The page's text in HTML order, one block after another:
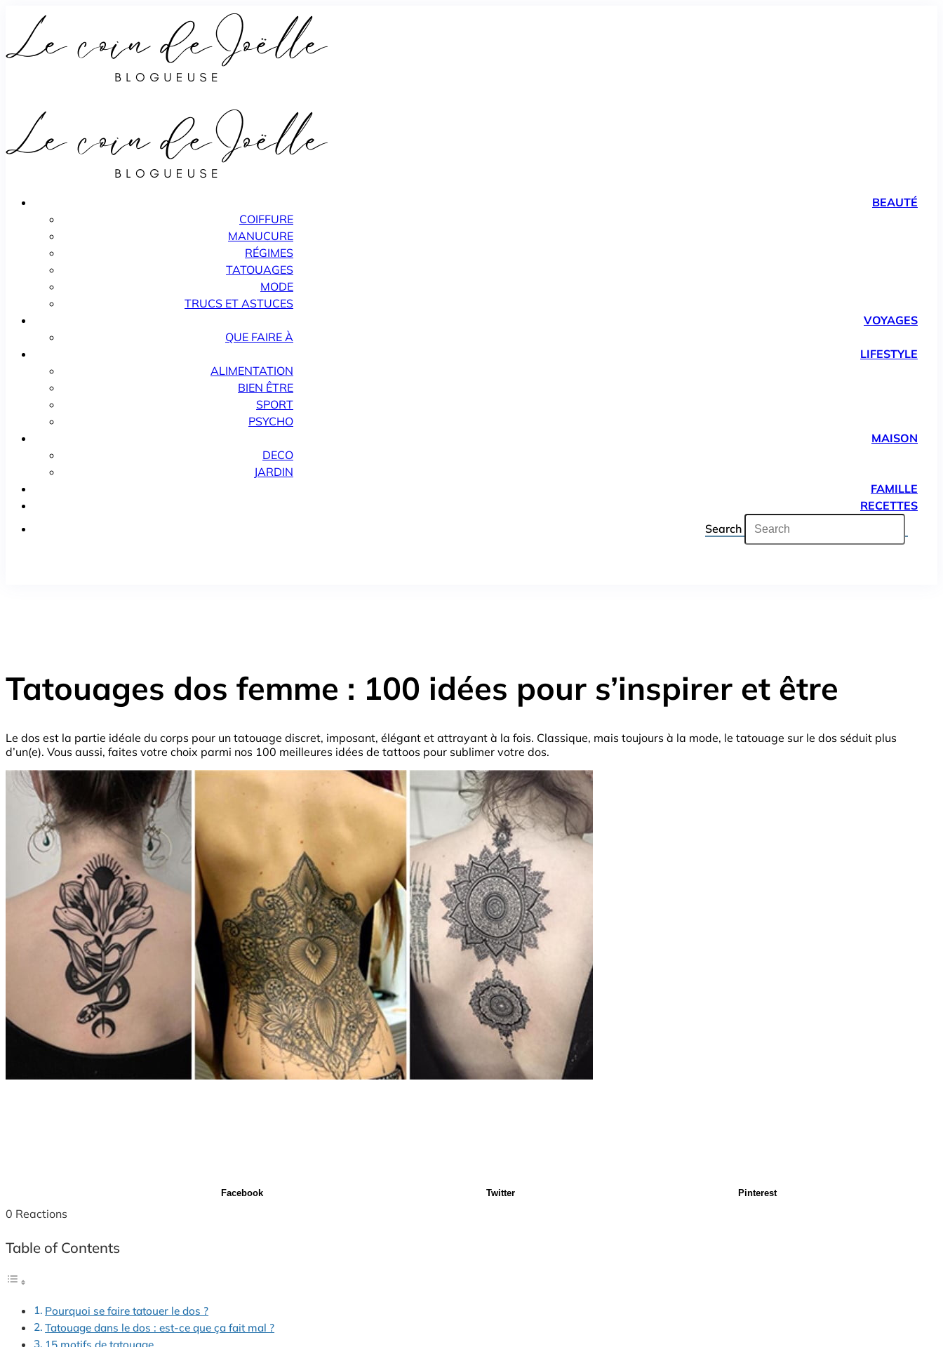
BEAUTÉ
COIFFURE
MANUCURE
RÉGIMES
TATOUAGES
MODE
TRUCS ET ASTUCES
VOYAGES
QUE FAIRE À
LIFESTYLE
ALIMENTATION
BIEN ÊTRE
SPORT
PSYCHO
MAISON
DECO
JARDIN
FAMILLE
RECETTES
Search
Tatouages dos femme : 100 idées pour s’inspirer et être
Le dos est la partie idéale du corps pour un tatouage discret, imposant, élégant et attrayant à la fois. Classique, mais toujours à la mode, le tatouage sur le dos séduit plus
d’un(e). Vous aussi, faites votre choix parmi nos 100 meilleures idées de tattoos pour sublimer votre dos.
Facebook Twitter Pinterest
0 Reactions
Table of Contents
Pourquoi se faire tatouer le dos ?
Tatouage dans le dos : est-ce que ça fait mal ?